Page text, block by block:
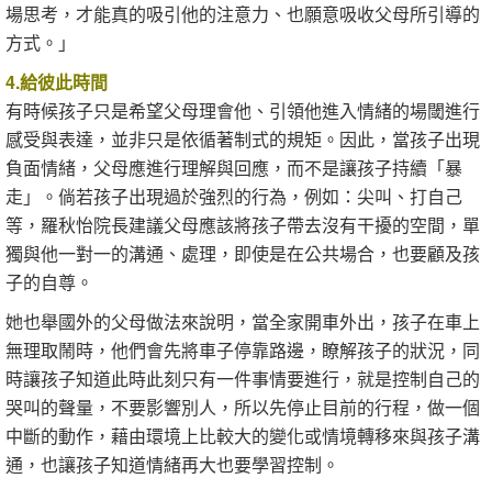
場思考，才能真的吸引他的注意力、也願意吸收父母所引導的
方式。」
4.給彼此時間
有時候孩子只是希望父母理會他、引領他進入情緒的場閾進行
感受與表達，並非只是依循著制式的規矩。因此，當孩子出現
負面情緒，父母應進行理解與回應，而不是讓孩子持續「暴
走」。倘若孩子出現過於強烈的行為，例如：尖叫、打自己
等，羅秋怡院長建議父母應該將孩子帶去沒有干擾的空間，單
獨與他一對一的溝通、處理，即使是在公共場合，也要顧及孩
子的自尊。
她也舉國外的父母做法來說明，當全家開車外出，孩子在車上
無理取鬧時，他們會先將車子停靠路邊，瞭解孩子的狀況，同
時讓孩子知道此時此刻只有一件事情要進行，就是控制自己的
哭叫的聲量，不要影響別人，所以先停止目前的行程，做一個
中斷的動作，藉由環境上比較大的變化或情境轉移來與孩子溝
通，也讓孩子知道情緒再大也要學習控制。